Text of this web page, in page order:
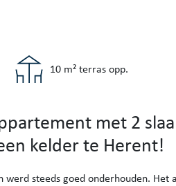
10 m² terras opp.
met 2
kelder te Herent!
steeds goed onderhouden. Het